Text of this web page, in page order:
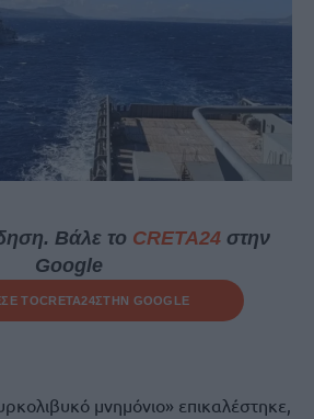
Βάλε το CRETA24στην
Google
ΤΟCRETA24ΣΤΗΝ GOOGLE
μνημόνιο» επικαλέστηκε,